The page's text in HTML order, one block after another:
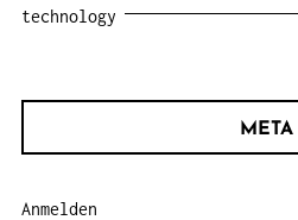
technology
META
Anmelden